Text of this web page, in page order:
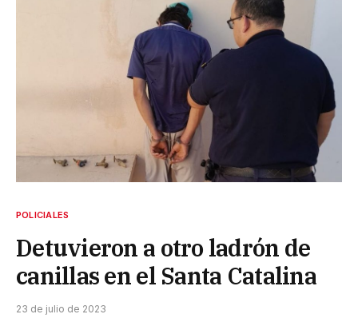
POLICIALES
Detuvieron a otro ladrón de
canillas en el Santa Catalina
23 de julio de 2023